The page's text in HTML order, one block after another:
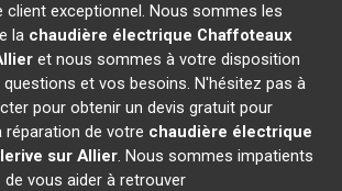
client exceptionnel. Nous sommes les
la chaudière électrique Chaffoteaux
et nous sommes à votre disposition
et vos besoins. N'hésitez pas à
pour obtenir un devis gratuit pour
réparation de votre chaudière électrique
sur Allier. Nous sommes impatients
de vous aider à retrouver